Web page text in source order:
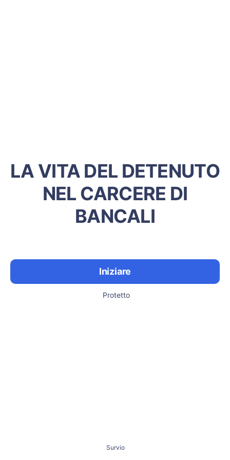
LA VITA DEL DETENUTO
NEL CARCERE DI
BANCALI
Iniziare
Protetto
Survio